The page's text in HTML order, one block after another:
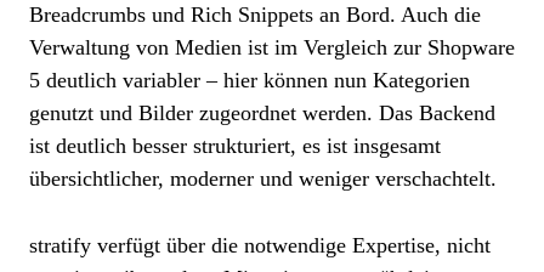
Breadcrumbs und Rich Snippets an Bord. Auch die
Verwaltung von Medien ist im Vergleich zur Shopware
5 deutlich variabler – hier können nun Kategorien
genutzt und Bilder zugeordnet werden. Das Backend
ist deutlich besser strukturiert, es ist insgesamt
übersichtlicher, moderner und weniger verschachtelt.
stratify verfügt über die notwendige Expertise, nicht